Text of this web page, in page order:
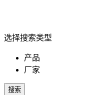
选择搜索类型
产品
厂家
搜索